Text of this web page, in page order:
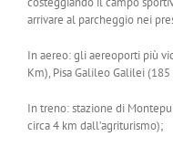
arrivare al parcheggio nei
In aereo: gli aereoporti più
Km), Pisa Galileo Galilei
In treno: stazione di
circa 4 km dall’agriturismo);